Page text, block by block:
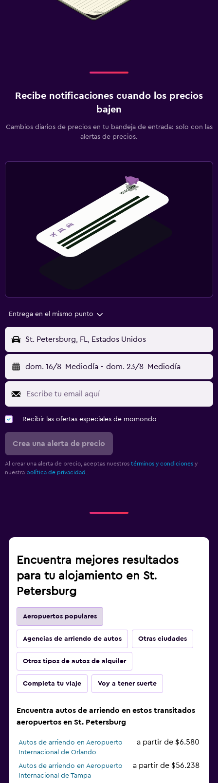
Recibe notificaciones cuando los precios
bajen
Cambios diarios de precios en tu bandeja de entrada: solo con las
alertas de precios.
Entrega en el mismo punto
St. Petersburg, FL, Estados Unidos
dom. 16/8 Mediodía - dom. 23/8 Mediodía
Recibir las ofertas especiales de momondo
Crea una alerta de precio
Al crear una alerta de precio, aceptas nuestros términos y condiciones y
nuestra política de privacidad..
Encuentra mejores resultados
para tu alojamiento en St.
Petersburg
Aeropuertos populares
Agencias de arriendo de autos Otras ciudades
Otros tipos de autos de alquiler
Completa tu viaje Voy a tener suerte
Encuentra autos de arriendo en estos transitados
aeropuertos en St. Petersburg
Autos de arriendo en Aeropuerto
Internacional de Orlando
a partir de $6.580
Autos de arriendo en Aeropuerto
Internacional de Tampa
a partir de $56.238